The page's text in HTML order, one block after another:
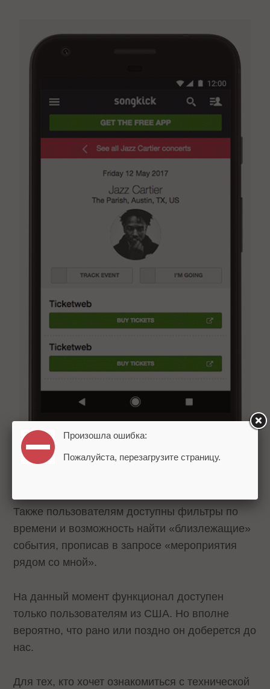
Также пользователям доступны фильтры по
времени и возможность найти «близлежащие»
события, прописав в запросе «мероприятия
рядом со мной».
На данный момент функционал доступен
только пользователям из США. Но вполне
вероятно, что рано или поздно он доберется до
нас.
Для тех, кто хочет ознакомиться с технической
Произошла ошибка:
Пожалуйста, перезагрузите страницу.